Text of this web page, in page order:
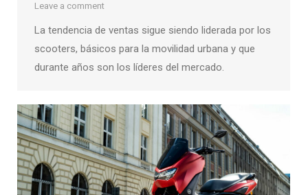
Leave a comment
La tendencia de ventas sigue siendo liderada por los
scooters, básicos para la movilidad urbana y que
durante años son los líderes del mercado.